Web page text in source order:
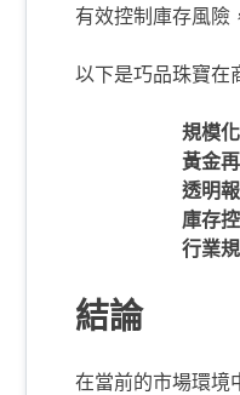
有效控制庫存風險
以下是巧品珠寶在
規模
黃金再
透明報
庫存控
行業規
結論
在當前的市場環境